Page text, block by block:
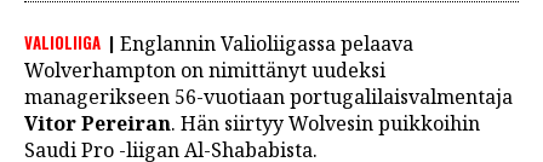
VALIOLIIGA
Englannin Valioliigassa pelaava
Wolverhampton on nimittänyt uudeksi
managerikseen 56-vuotiaan portugalilaisvalmentaja
Vitor Pereiran. Hän siirtyy Wolvesin puikkoihin
Saudi Pro -liigan Al-Shababista.
LINTU VAI KALA
46 DENTON ROAD